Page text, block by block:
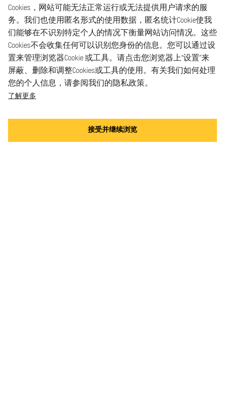
Cookies，网站可能无法正常运行或无法提供用户请求的服
务。我们也使用匿名形式的使用数据，匿名统计Cookie使我
们能够在不识别特定个人的情况下衡量网站访问情况。这些
Cookies不会收集任何可以识别您身份的信息。您可以通过设
置来管理浏览器Cookie 或工具。请点击您浏览器上“设置”来
屏蔽、删除和调整Cookies或工具的使用。有关我们如何处理
您的个人信息，请参阅我们的隐私政策。
了解更多
接受并继续浏览